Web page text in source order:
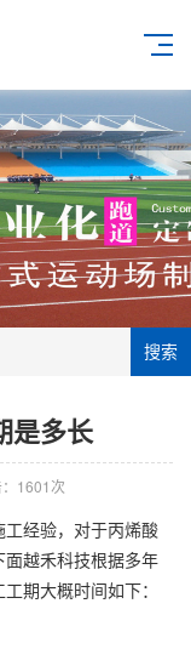
搜索
是多长
：1601次
经验，对于丙烯酸
越禾科技根据多年
期大概时间如下：